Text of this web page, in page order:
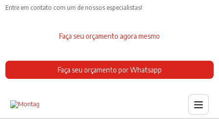
Entre em contato com um de nossos especialistas!
Faça seu orçamento agora mesmo
Faça seu orçamento por Whatsapp